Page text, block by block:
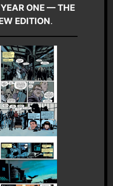
ONE — THE
EDITION.